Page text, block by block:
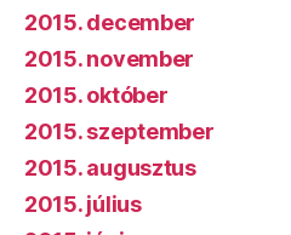
2015. december
2015. november
2015. október
2015. szeptember
2015. augusztus
2015. július